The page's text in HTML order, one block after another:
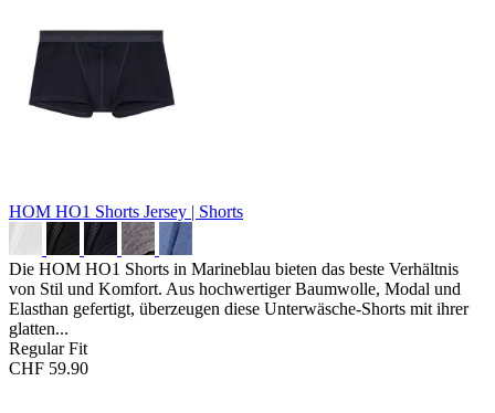
HOM HO1 Shorts Jersey | Shorts
Die HOM HO1 Shorts in Marineblau bieten das beste Verhältnis
von Stil und Komfort. Aus hochwertiger Baumwolle, Modal und
Elasthan gefertigt, überzeugen diese Unterwäsche-Shorts mit ihrer
glatten...
Regular Fit
CHF 59.90